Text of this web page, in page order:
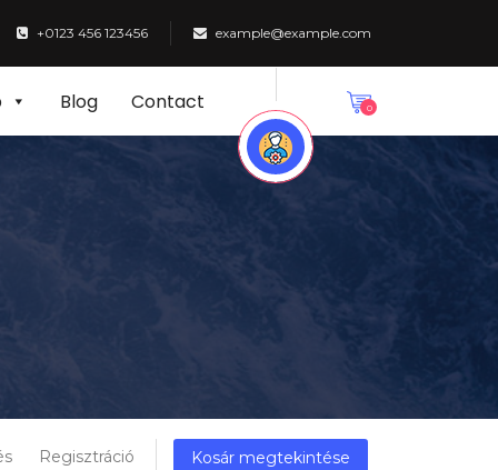
+0123 456 123456 example@example.com
0
Blog Contact
Regisztráció Kosár megtekintése